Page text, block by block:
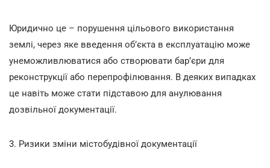
Юридично це – порушення цільового використання
землі, через яке введення об’єкта в експлуатацію може
унеможливлюватися або створювати бар’єри для
реконструкції або перепрофілювання. В деяких випадках
це навіть може стати підставою для анулювання
дозвільної документації.
3. Ризики зміни містобудівної документації